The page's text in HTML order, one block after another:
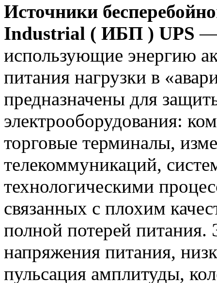
Источники
Industrial ( ИБП ) UPS —
использующие энергию
питания нагрузки в
предназначены для
электрооборудования:
торговые терминалы,
телекоммуникаций,
технологическими
связанных с плохим
полной потерей питания.
напряжения питания,
пульсация амплитуды,